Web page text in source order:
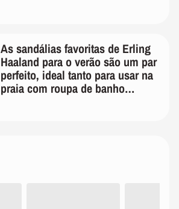
As sandálias favoritas de Erling
Haaland para o verão são um par
perfeito, ideal tanto para usar na
praia com roupa de banho